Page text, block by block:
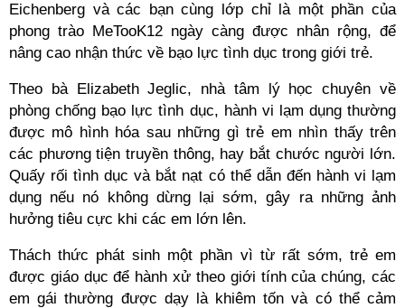
Eichenberg và các bạn cùng lớp chỉ là một phần của
phong trào MeTooK12 ngày càng được nhân rộng, để
nâng cao nhận thức về bạo lực tình dục trong giới trẻ.
Theo bà Elizabeth Jeglic, nhà tâm lý học chuyên về
phòng chống bạo lực tình dục, hành vi lạm dụng thường
được mô hình hóa sau những gì trẻ em nhìn thấy trên
các phương tiện truyền thông, hay bắt chước người lớn.
Quấy rối tình dục và bắt nạt có thể dẫn đến hành vi lạm
dụng nếu nó không dừng lại sớm, gây ra những ảnh
hưởng tiêu cực khi các em lớn lên.
Thách thức phát sinh một phần vì từ rất sớm, trẻ em
được giáo dục để hành xử theo giới tính của chúng, các
em gái thường được dạy là khiêm tốn và có thể cảm